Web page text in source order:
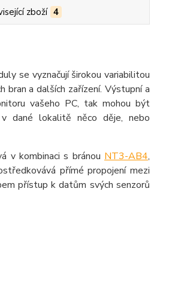
zboží 4
se vyznačují širokou variabilitou
a dalších zařízení. Výstupní a
vašeho PC, tak mohou být
dané lokalitě něco děje, nebo
v kombinaci s bránou NT3-AB4,
přímé propojení mezi
přístup k datům svých senzorů